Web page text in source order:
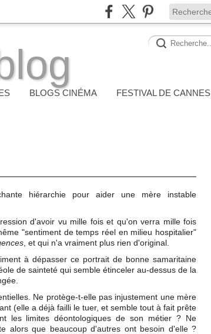
BLOGS CINÉMA FESTIVAL DE CANNES
hiérarchie pour aider une mère instable
d'avoir vu mille fois et qu'on verra mille fois
"sentiment de temps réel en milieu hospitalier"
, et qui n'a vraiment plus rien d'original.
à dépasser ce portrait de bonne samaritaine
de sainteté qui semble étinceler au-dessus de la
Ne protège-t-elle pas injustement une mère
(elle a déjà failli le tuer, et semble tout à fait prête
les limites déontologiques de son métier ? Ne
alors que beaucoup d'autres ont besoin d'elle ?